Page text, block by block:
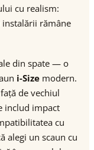
cu realism:
instalării rămâne
din spate — o
i-Size modern.
de vechiul
includ impact
cu
alegi un scaun cu